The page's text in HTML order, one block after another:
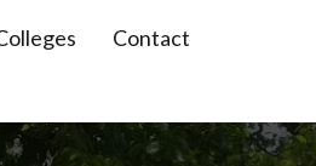
Contact